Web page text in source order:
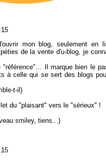
mon blog, seulement en
de la vente d'u-blog, je
Il marque bien le
à celle qui se sert des blogs
t-il)
du "plaisant" vers le "sérieux" !
smiley, tiens...)